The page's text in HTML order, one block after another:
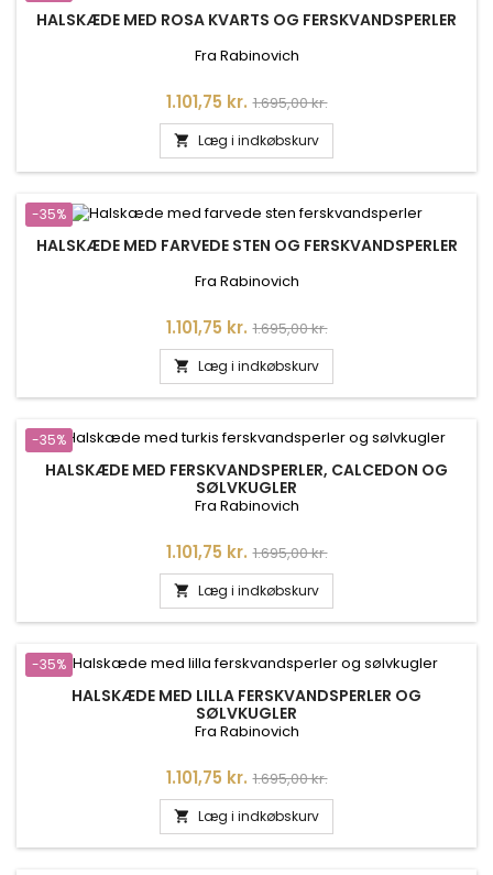
HALSKÆDE MED ROSA KVARTS OG FERSKVANDSPERLER
Fra Rabinovich
Pris
1.101,75 kr. Normalpris
1.695,00 kr.
 Læg i indkøbskurv
-35%
HALSKÆDE MED FARVEDE STEN OG FERSKVANDSPERLER
Fra Rabinovich
Pris
1.101,75 kr. Normalpris
1.695,00 kr.
 Læg i indkøbskurv
-35%
HALSKÆDE MED FERSKVANDSPERLER, CALCEDON OG
SØLVKUGLER
Fra Rabinovich
Pris
1.101,75 kr. Normalpris
1.695,00 kr.
 Læg i indkøbskurv
-35%
HALSKÆDE MED LILLA FERSKVANDSPERLER OG
SØLVKUGLER
Fra Rabinovich
Pris
1.101,75 kr. Normalpris
1.695,00 kr.
 Læg i indkøbskurv